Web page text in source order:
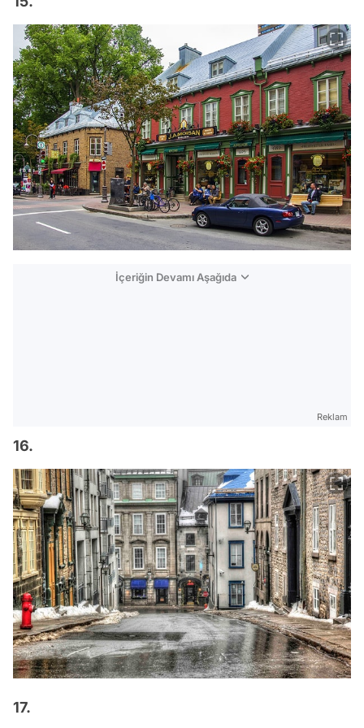
İçeriğin Devamı Aşağıda
Reklam
16.
17.